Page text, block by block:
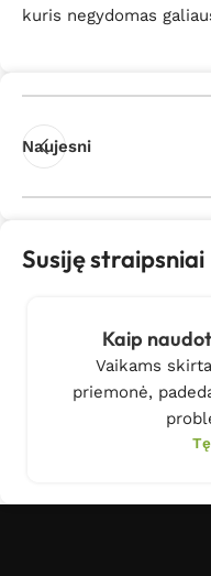
kuris negydomas
Naujesni
Susiję straipsniai
Kaip
Vaikams
priemonė,